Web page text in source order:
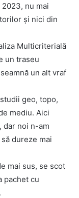
nu mai
și nici din
Multicriterială
un traseu
un alt vraf
geo, topo,
mediu. Aici
dar noi n-am
dureze mai
mai sus, se scot
pachet cu